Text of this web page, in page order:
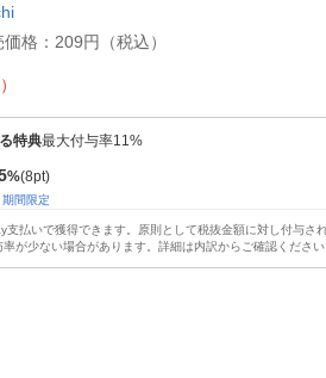
格： 209円（税込）
特典最大付与率11%
%(8pt)
間限定
支払いで獲得できます。原則として税抜金額に対し付与さ
が少ない場合があります。詳細は内訳からご確認ください